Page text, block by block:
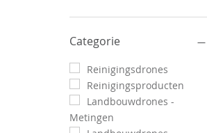
Categorie
Reinigingsdrones
Reinigingsproducten
Landbouwdrones -
Metingen